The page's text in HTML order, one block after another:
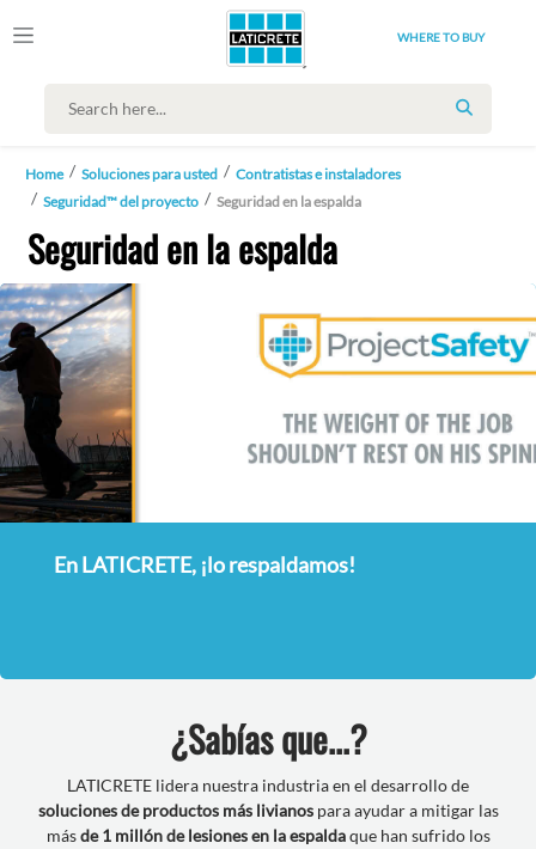
WHERE TO BUY
SEARCH
Home Soluciones para usted
Contratistas e instaladores
Seguridad™ del proyecto
Seguridad en la espalda
Seguridad en la espalda
En LATICRETE, ¡lo respaldamos!
¿Sabías que...?
LATICRETE lidera nuestra industria en el desarrollo de
soluciones de productos más livianospara ayudar a mitigar las
másde 1 millón de lesiones en la espaldaque han sufrido los